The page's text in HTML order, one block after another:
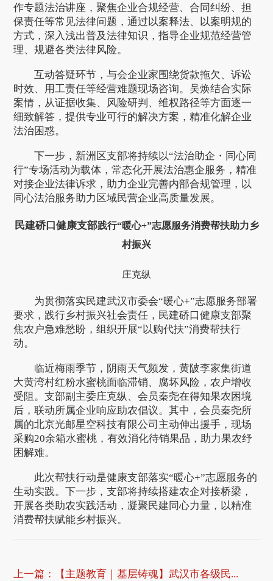
作专题法治讲座，聚焦企业合规经营、合同纠纷、担
保责任等常见法律问题，通过以案释法、以案明规的
方式，深入浅出普及法律知识，指导企业规范经营管
理、规避各类法律风险。
互动答疑环节，与会企业家围绕货款拖欠、诉讼
时效、用工责任等经营难题现场咨询。吴焕结合实际
案情，从证据收集、风险研判、维权路径等方面逐一
细致解答，提供专业可行的解决方案，精准化解企业
法治困惑。
下一步，新洲区支部将持续以“法治助企・同心同
行”专场活动为载体，常态化开展法治惠企服务，精准
对接企业法律诉求，助力企业完善内部合规管理，以
同心法治服务助力区域民营企业高质量发展。
民建硚口健康支部践行“暖心+”志愿服务消费帮扶助力乡
村振兴
庄克纵
为贯彻落实民建武汉市委会“暖心+”志愿服务部署
要求，践行乡村振兴社会责任，民建硚口健康支部聚
焦农户急难愁盼，组织开展“以购代扶”消费帮扶行
动。
临近梅雨季节，阴雨天气频发，黄陂李家集街道
大黄湾村红粉水蜜桃面临滞销、腐坏风险，农户增收
受阻。支部副主委庄克纵、会员秦尧在得知果农困境
后，联动所属企业响应助农倡议。其中，会员秦尧所
属的北京光邮星空科技有限公司主动伸出援手，现场
采购20余箱水蜜桃，有效消化待销果品，助力果农纾
困解难。
此次帮扶行动是健康支部落实“暖心+”志愿服务的
生动实践。下一步，支部将持续搭建农企对接桥梁，
开展各类助农实践活动，凝聚民建同心力量，以精准
消费帮扶赋能乡村振兴。
上一篇： 【主题教育｜基层铸魂】武汉市各级民...